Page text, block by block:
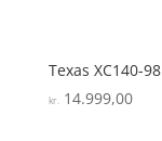
Texas XC140-98
kr.14.999,00